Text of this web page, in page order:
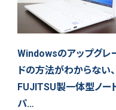
Windowsのアップグレ
ドの方法がわからない、
FUJITSU製一体型ノー
パ…